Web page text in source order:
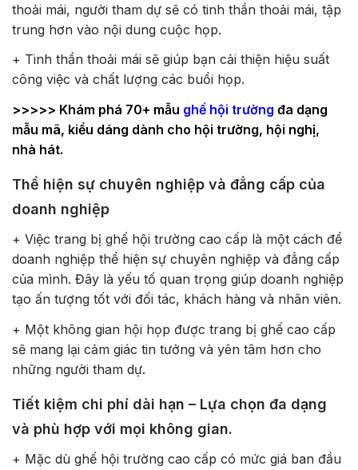
thoải mái, người tham dự sẽ có tinh thần thoải mái, tập
trung hơn vào nội dung cuộc họp.
+ Tinh thần thoải mái sẽ giúp bạn cải thiện hiệu suất
công việc và chất lượng các buổi họp.
>>>>> Khám phá 70+ mẫu ghế hội trường đa dạng
mẫu mã, kiểu dáng dành cho hội trường, hội nghị,
nhà hát.
Thể hiện sự chuyên nghiệp và đẳng cấp của
doanh nghiệp
+ Việc trang bị ghế hội trường cao cấp là một cách để
doanh nghiệp thể hiện sự chuyên nghiệp và đẳng cấp
của mình. Đây là yếu tố quan trọng giúp doanh nghiệp
tạo ấn tượng tốt với đối tác, khách hàng và nhân viên.
+ Một không gian hội họp được trang bị ghế cao cấp
sẽ mang lại cảm giác tin tưởng và yên tâm hơn cho
những người tham dự.
Tiết kiệm chi phí dài hạn – Lựa chọn đa dạng
và phù hợp với mọi không gian.
+ Mặc dù ghế hội trường cao cấp có mức giá ban đầu